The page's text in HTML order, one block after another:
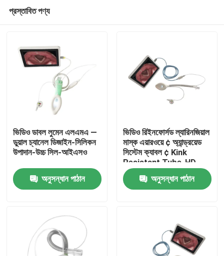
পণ্য
প্রস্তাবিত পণ্য
ভিডিও ডাবল লুমেন এলএমএ —
ডুয়াল চ্যানেল ডিজাইন-সিলিকন
উপাদান-উচ্চ সিল-আইএসও
অনুসন্ধান পাঠান
ভিডিও রিইনফোর্সড ল্যারিনজিয়াল
মাস্ক এয়ারওয়ে ¢ অ্যান্ড্রয়েড
সিস্টেম ক্যাবল ¢ Kink
Resistant Tube-HD
Camera-ISO
অনুসন্ধান পাঠান